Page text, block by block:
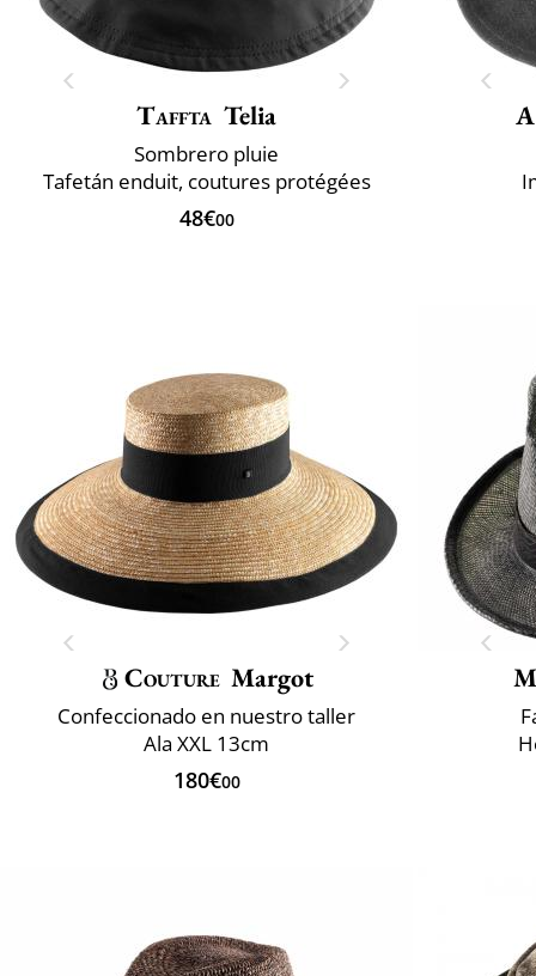
Taffta Telia
Sombrero pluie
Tafetán enduit, coutures protégées
48€00
Couture Margot
Confeccionado en nuestro taller
Ala XXL 13cm
180€00